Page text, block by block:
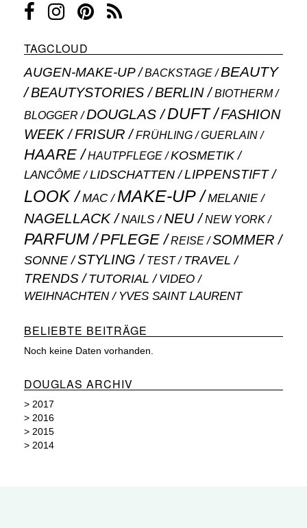
TAGCLOUD
AUGEN-MAKE-UP BACKSTAGE BEAUTY
BEAUTYSTORIES BERLIN
BIOTHERM
BLOGGER
DOUGLAS DUFT
FASHION
WEEK
FRISUR FRÜHLING GUERLAIN
HAARE HAUTPFLEGE
KOSMETIK
LANCÔME
LIDSCHATTEN LIPPENSTIFT
LOOK MAC MAKE-UP MELANIE
NAGELLACK NAILS NEU NEW YORK
PARFUM PFLEGE REISE SOMMER
SONNE STYLING TEST TRAVEL
TRENDS TUTORIAL VIDEO
WEIHNACHTEN YVES SAINT LAURENT
BELIEBTE BEITRÄGE
Noch keine Daten vorhanden.
DOUGLAS ARCHIV
> 2017
> 2016
> 2015
> 2014